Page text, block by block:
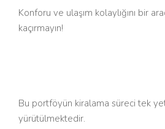
Konforu ve ulaşım kolaylığını bir
kaçırmayın!
Bu portföyün kiralama süreci tek
yürütülmektedir.